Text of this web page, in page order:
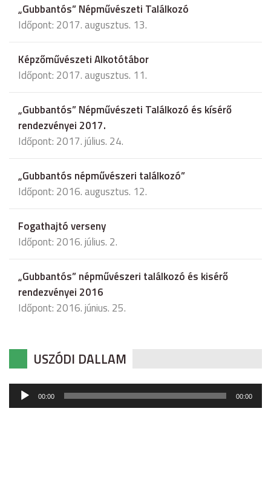
„Gubbantós” Népművészeti Találkozó
Időpont: 2017. augusztus. 13.
Képzőművészeti Alkotótábor
Időpont: 2017. augusztus. 11.
„Gubbantós” Népművészeti Találkozó és kísérő
rendezvényei 2017.
Időpont: 2017. július. 24.
„Gubbantós népművészeri találkozó”
Időpont: 2016. augusztus. 12.
Fogathajtó verseny
Időpont: 2016. július. 2.
„Gubbantós” népművészeri találkozó és kisérő
rendezvényei 2016
Időpont: 2016. június. 25.
USZÓDI DALLAM
Audió
lejátszó
00:00 00:00